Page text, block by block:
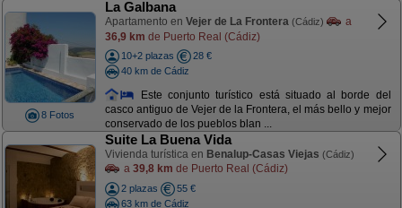
8 Fotos
La Galbana
Apartamento en Vejer de La Frontera (Cádiz)
a
36,9 km de Puerto Real (Cádiz)
10+2 plazas
28 €
40 km de Cádiz
Este conjunto turístico está situado al borde del
casco antiguo de Vejer de la Frontera, el más bello y mejor
conservado de los pueblos blan ...
Suite La Buena Vida
Vivienda turística en Benalup-Casas Viejas (Cádiz)
a 39,8 km de Puerto Real (Cádiz)
2 plazas
55 €
63 km de Cádiz